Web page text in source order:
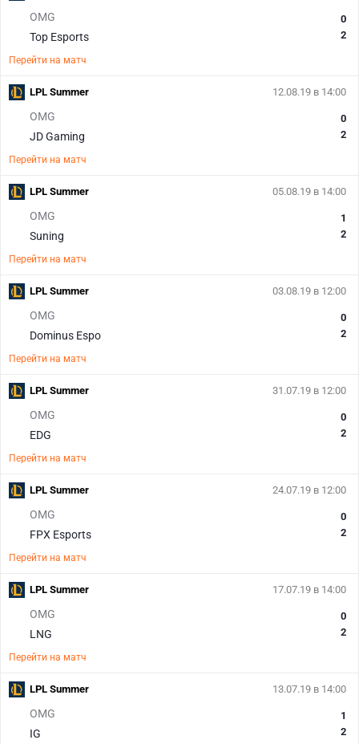
OMG
Top Esports
0
2
Перейти на матч
12.08.19 в 14:00
OMG
JD Gaming
0
2
Перейти на матч
LPL Summer
05.08.19 в 14:00
OMG
Suning
1
2
Перейти на матч
LPL Summer
03.08.19 в 12:00
OMG
Dominus Espo
0
2
Перейти на матч
LPL Summer
31.07.19 в 12:00
OMG
EDG
0
2
Перейти на матч
LPL Summer
24.07.19 в 12:00
OMG
FPX Esports
0
2
Перейти на матч
LPL Summer
17.07.19 в 14:00
OMG
LNG
0
2
Перейти на матч
LPL Summer
13.07.19 в 14:00
OMG
IG
1
2
LPL Summer